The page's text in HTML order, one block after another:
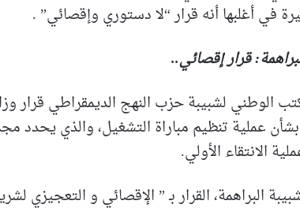
في أغلبها أنه قرار “لا دستوري وإقصائي” .
قرار إقصائي..
الوطني لشبيبة حزب النهج الديمقراطي قرار
الانتقاء الأولي.
البراهمة، القرار بـ ” الإقصائي و التعجيزي